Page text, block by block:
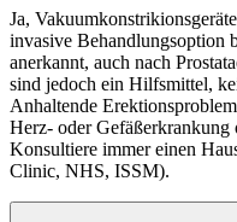
Ja,
invasive Behandlungsoption
anerkannt, auch nach
sind jedoch ein Hilfsmittel,
Anhaltende
Herz- oder Gefäßerkrankung
Konsultiere immer einen
Clinic, NHS, ISSM).